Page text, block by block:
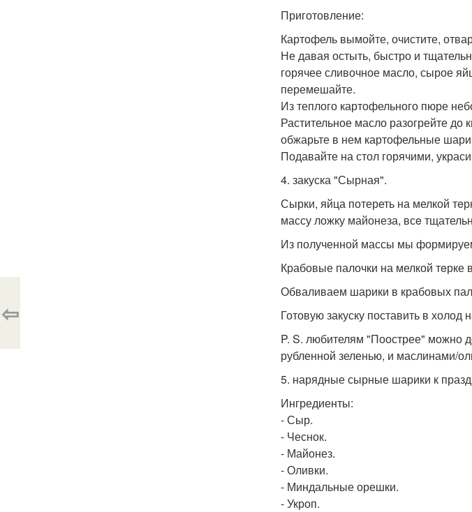
Приготовление:
Картофель вымойте, очистите,
Не давая остыть, быстро и
горячее сливочное масло, сырое
перемешайте.
Из теплого картофельного пюре
Растительное масло разогрейте
обжарьте в нем картофельные
Подавайте на стол горячими,
4. закуска "Сырная".
Сырки, яйца потереть на мелкой
массу ложку майонеза, всe
Из полученной массы мы
Крабовые палочки на мелкой тeрке
Обваливаем шарики в крабовых
Готовую закуску поставить в холод
P. S. любителям "Поострее" можно
рубленной зеленью, и маслинами/
5. нарядные сырные шарики к
Ингредиенты:
- Сыр.
- Чеснок.
- Майонез.
- Оливки.
- Миндальные орешки.
- Укроп.
⇦